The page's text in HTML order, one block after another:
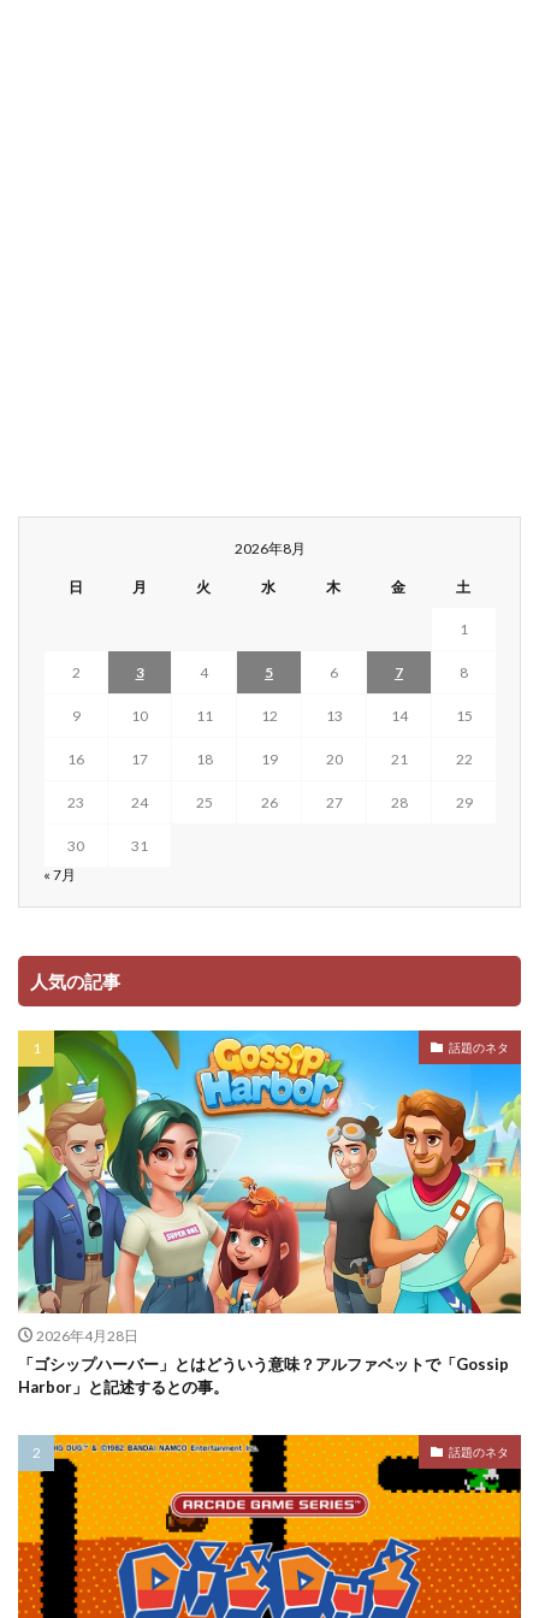
2026年8月
日 月 火 水 木 金 土
1
2 3 4 5 6 7 8
9 10 11 12 13 14 15
16 17 18 19 20 21 22
23 24 25 26 27 28 29
30
31
« 7月
人気の記事
話題のネタ
2026年4月28日
「ゴシップハーバー」とはどういう意味？アルファベットで「Gossip
Harbor」と記述するとの事。
話題のネタ